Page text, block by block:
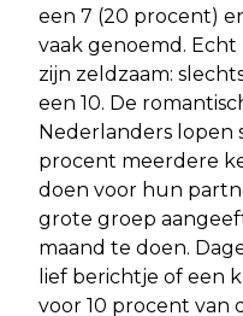
een 7 (20 procent)
vaak genoemd.
zijn zeldzaam:
een 10. De
Nederlanders lopen
procent meerdere
doen voor hun
grote groep
maand te doen.
lief berichtje of een
voor 10 procent van